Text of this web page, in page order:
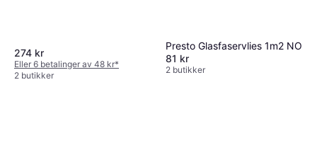
274 kr
Eller 6 betalinger av 48 kr*
2 butikker
Presto Glasfaservlies 1m2 NO
81 kr
2 butikker